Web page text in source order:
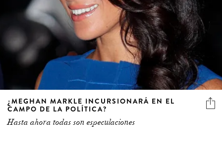
¿MEGHAN MARKLE INCURSIONARÁ EN EL
CAMPO DE LA POLÍTICA?
Hasta ahora todas son especulaciones